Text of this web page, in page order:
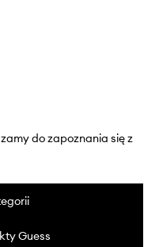
do zapoznania się z
Guess